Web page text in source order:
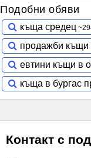
Подобни обяви
къща средец
продажби къщи
евтини къщи в
къща в бургас
Контакт с